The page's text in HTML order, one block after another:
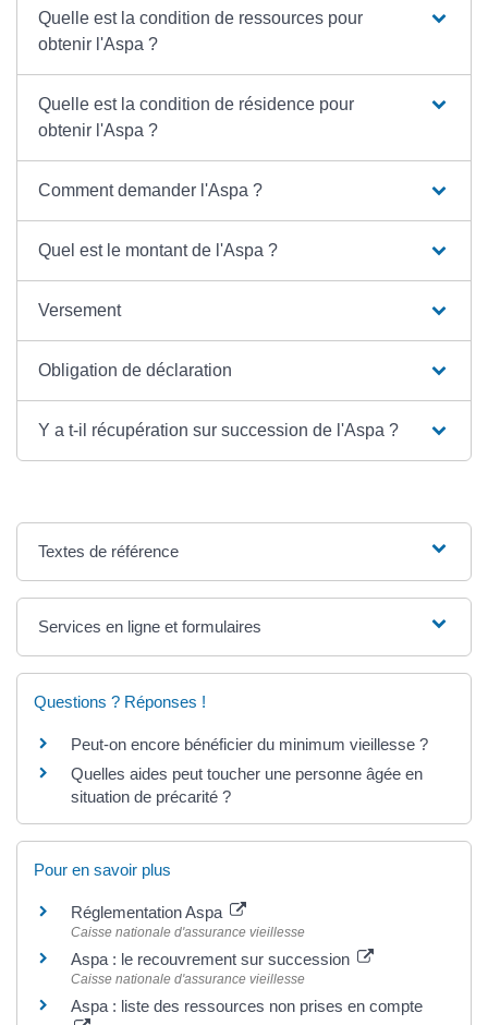
Quelle est la condition de ressources pour
obtenir l'Aspa ?
Quelle est la condition de résidence pour
obtenir l'Aspa ?
Comment demander l'Aspa ?
Quel est le montant de l'Aspa ?
Versement
Obligation de déclaration
Y a t-il récupération sur succession de l'Aspa ?
Textes de référence
Services en ligne et formulaires
Questions ? Réponses !
Peut-on encore bénéficier du minimum vieillesse ?
Quelles aides peut toucher une personne âgée en
situation de précarité ?
Pour en savoir plus
Réglementation Aspa
Caisse nationale d'assurance vieillesse
Aspa : le recouvrement sur succession
Caisse nationale d'assurance vieillesse
Aspa : liste des ressources non prises en compte